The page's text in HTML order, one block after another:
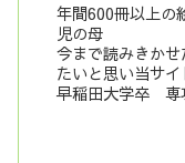
年間600冊以上の
児の母
今まで読みきか
たいと思い当サイ
早稲田大学卒 専